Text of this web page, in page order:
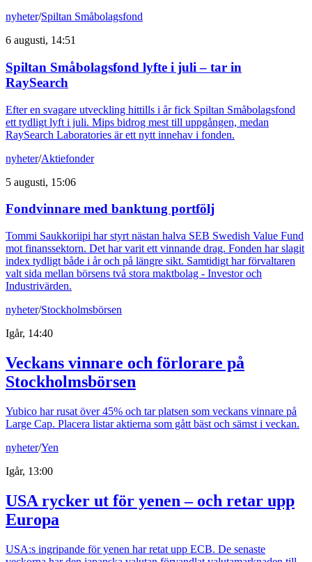
nyheter/Spiltan Småbolagsfond
6 augusti, 14:51
Spiltan Småbolagsfond lyfte i juli – tar in
RaySearch
Efter en svagare utveckling hittills i år fick Spiltan Småbolagsfond
ett tydligt lyft i juli. Mips bidrog mest till uppgången, medan
RaySearch Laboratories är ett nytt innehav i fonden.
nyheter/Aktiefonder
5 augusti, 15:06
Fondvinnare med banktung portfölj
Tommi Saukkoriipi har styrt nästan halva SEB Swedish Value Fund
mot finanssektorn. Det har varit ett vinnande drag. Fonden har slagit
index tydligt både i år och på längre sikt. Samtidigt har förvaltaren
valt sida mellan börsens två stora maktbolag - Investor och
Industrivärden.
nyheter/Stockholmsbörsen
Igår, 14:40
Veckans vinnare och förlorare på
Stockholmsbörsen
Yubico har rusat över 45% och tar platsen som veckans vinnare på
Large Cap. Placera listar aktierna som gått bäst och sämst i veckan.
nyheter/Yen
Igår, 13:00
USA rycker ut för yenen – och retar upp
Europa
USA:s ingripande för yenen har retat upp ECB. De senaste